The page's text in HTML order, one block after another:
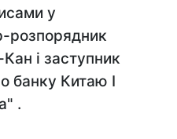
у
розпорядник
і заступник
банку Китаю І
.